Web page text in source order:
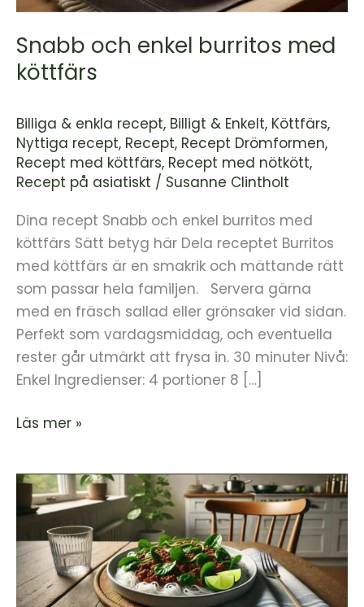
Snabb och enkel burritos med
köttfärs
Billiga & enkla recept, Billigt & Enkelt, Köttfärs,
Nyttiga recept, Recept, Recept Drömformen,
Recept med köttfärs, Recept med nötkött,
Recept på asiatiskt / Susanne Clintholt
Dina recept Snabb och enkel burritos med
köttfärs Sätt betyg här Dela receptet Burritos
med köttfärs är en smakrik och mättande rätt
som passar hela familjen. Servera gärna
med en fräsch sallad eller grönsaker vid sidan.
Perfekt som vardagsmiddag, och eventuella
rester går utmärkt att frysa in. 30 minuter Nivå:
Enkel Ingredienser: 4 portioner 8 […]
Läs mer »
Asiatisk
köttfärsgryta
med
nudlar